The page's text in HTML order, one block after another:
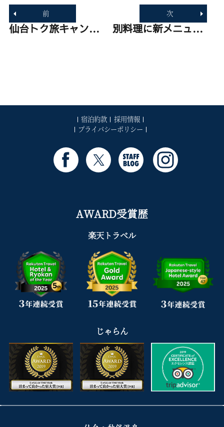
稿
ナ
ビ
ゲ
前
過
去
仙台トク旅キャンペーンについて
次
次
の
別料理に新メニューが登場！「気仙沼産フカヒレ×JAPAN X豚の贅沢焼売」
宿泊約款
採用情報
プライバシーポリシー
AWARD受賞歴
楽天トラベル
じゃらん